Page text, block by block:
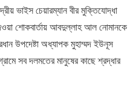
ভাইস চেয়ারম্যান বীর মুক্তিযোদ্ধা
শোকবার্তায় আবদুল্লাহ আল নোমানকে
উপদেষ্টা অধ্যাপক মুহাম্মদ ইউনূস
সব দলমতের মানুষের কাছে শ্রদ্ধার